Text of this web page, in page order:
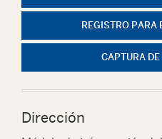
REGISTRO PARA
CAPTURA
Dirección